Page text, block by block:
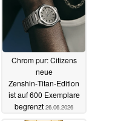
Chrom pur: Citizens
neue
Zenshin‑Titan‑Edition
ist auf 600 Exemplare
begrenzt 26.06.2026